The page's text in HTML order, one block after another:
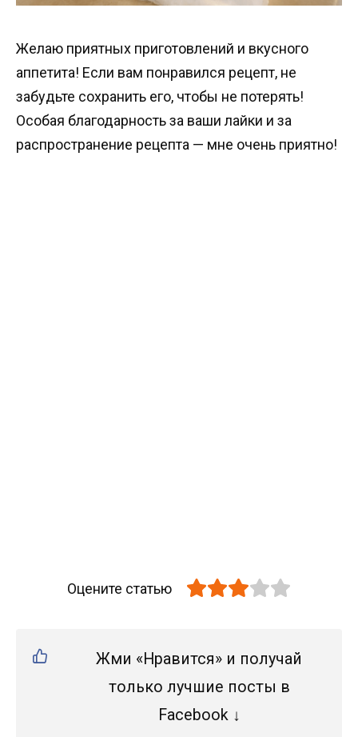
Желаю приятных приготовлений и вкусного
аппетита! Если вам понравился рецепт, не
забудьте сохранить его, чтобы не потерять!
Особая благодарность за ваши лайки и за
распространение рецепта — мне очень приятно!
Оцените статью
Жми «Нравится» и получай
только лучшие посты в
Facebook ↓